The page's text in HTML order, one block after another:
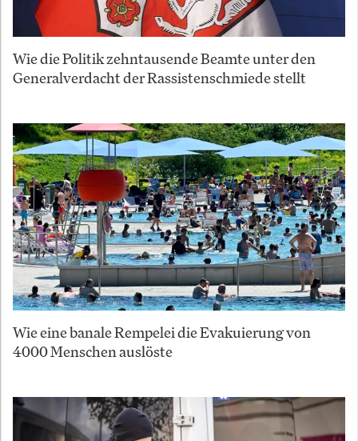
Wie die Politik zehntausende Beamte unter den
Generalverdacht der Rassistenschmiede stellt
Wie eine banale Rempelei die Evakuierung von
4000 Menschen auslöste